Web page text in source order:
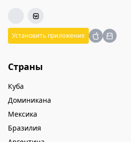
Установить приложение
Страны
Куба
Доминикана
Мексика
Бразилия